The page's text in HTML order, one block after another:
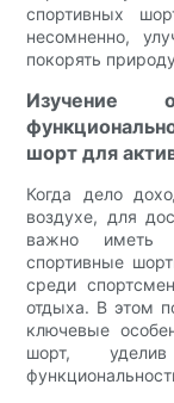
спортивных
несомненно,
покорять
Изучение
шорт для
Когда дело
воздухе, для
важно иметь
спортивные
среди
отдыха. В этом
ключевые
шорт,